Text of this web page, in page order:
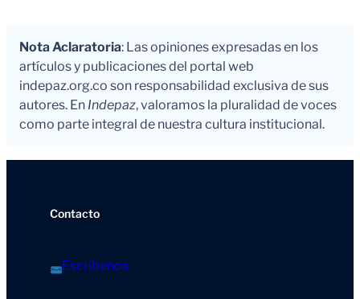
Nota Aclaratoria: Las opiniones expresadas en los
artículos y publicaciones del portal web
indepaz.org.co son responsabilidad exclusiva de sus
autores. En Indepaz, valoramos la pluralidad de voces
como parte integral de nuestra cultura institucional.
Contacto
Escríbenos